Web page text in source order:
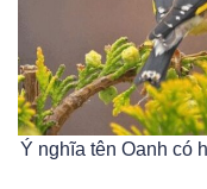
Ý nghĩa tên Oanh có